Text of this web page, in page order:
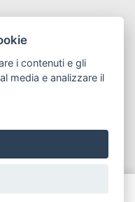
i contenuti e gli
media e analizzare il
19:00